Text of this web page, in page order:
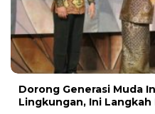
Dorong Generasi Muda
Lingkungan, Ini